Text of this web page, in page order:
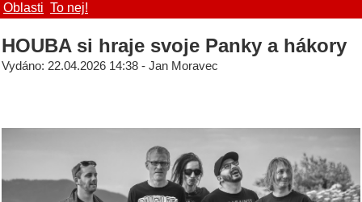
Oblasti To nej!
HOUBA si hraje svoje Panky a hákory
Vydáno: 22.04.2026 14:38 - Jan Moravec